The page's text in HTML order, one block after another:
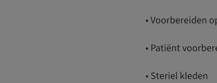
• Voorbereiden
• Patiënt
• Steriel kleden